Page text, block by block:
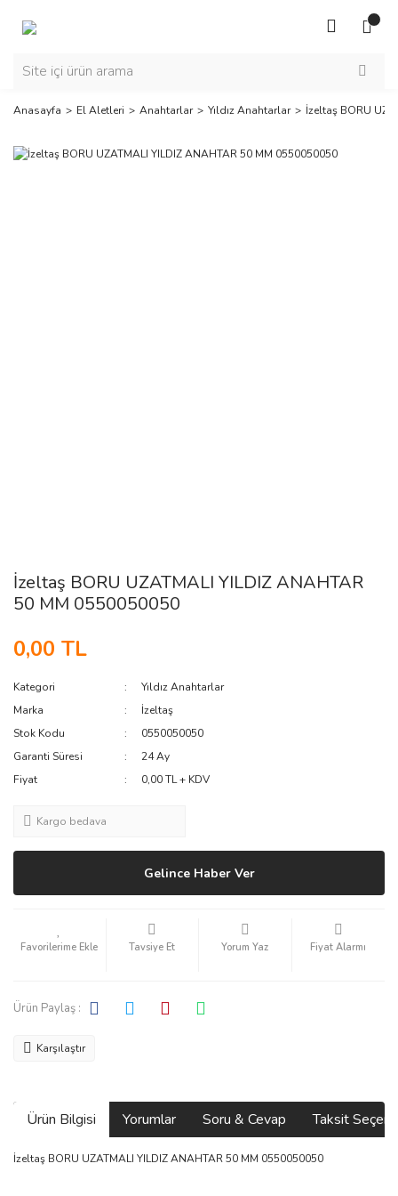
Anasayfa El Aletleri Anahtarlar Yıldız Anahtarlar İzeltaş BORU
İzeltaş BORU UZATMALI YILDIZ ANAHTAR
50 MM 0550050050
0,00 TL
Kategori
Yıldız Anahtarlar
Marka
İzeltaş
Stok Kodu
0550050050
Garanti Süresi
24 Ay
Fiyat
0,00 TL + KDV
Kargo bedava
Gelince Haber Ver
Tavsiye Et Yorum Yaz Fiyat Alarmı
Ürün Paylaş :
Karşılaştır
Ürün Bilgisi Yorumlar Soru & Cevap Taksit
İzeltaş BORU UZATMALI YILDIZ ANAHTAR 50 MM 0550050050